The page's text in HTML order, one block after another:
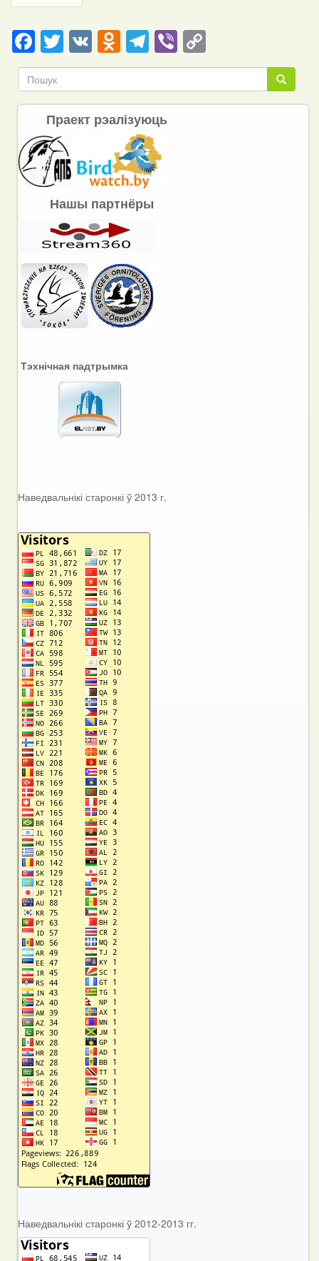
page
Facebook
Twitter
VKOdnoklassniki
Telegram
ViberCopy
Link Пошук
Пошук
Праект рэалізуюць
Нашы партнёры
Тэхнічная падтрымка
Наведвальнікі старонкі ў 2013 г.
Наведвальнікі старонкі ў 2012-2013 гг.